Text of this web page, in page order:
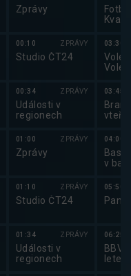
Zprávy
00:10 ZPRÁVY
Studio ČT24
00:34 ZPRÁVY
Události v
regionech
01:00 ZPRÁVY
Zprávy
01:10 ZPRÁVY
Studio ČT24
01:34 ZPRÁVY
Události v
regionech
2026
03:30
03:45
04:00
v
05:50
06:25
BBV